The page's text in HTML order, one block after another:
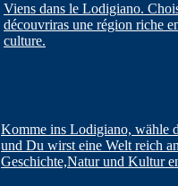
Viens dans le Lodigiano.
découvriras une région riche
culture.
Komme ins Lodigiano, wähle
und Du wirst eine Welt reich
Geschichte,Natur und Kultur